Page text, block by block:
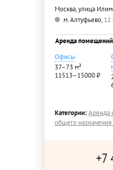
Москва, улица
м. Алтуфьево,12
Аренда помещений
Офисы
37–73 м²
11513–15000 ₽
Категории:Аренда
общего назначения
+7